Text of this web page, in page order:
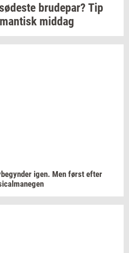
bru­de­par? Tip
mid­dag
igen. Men først efter